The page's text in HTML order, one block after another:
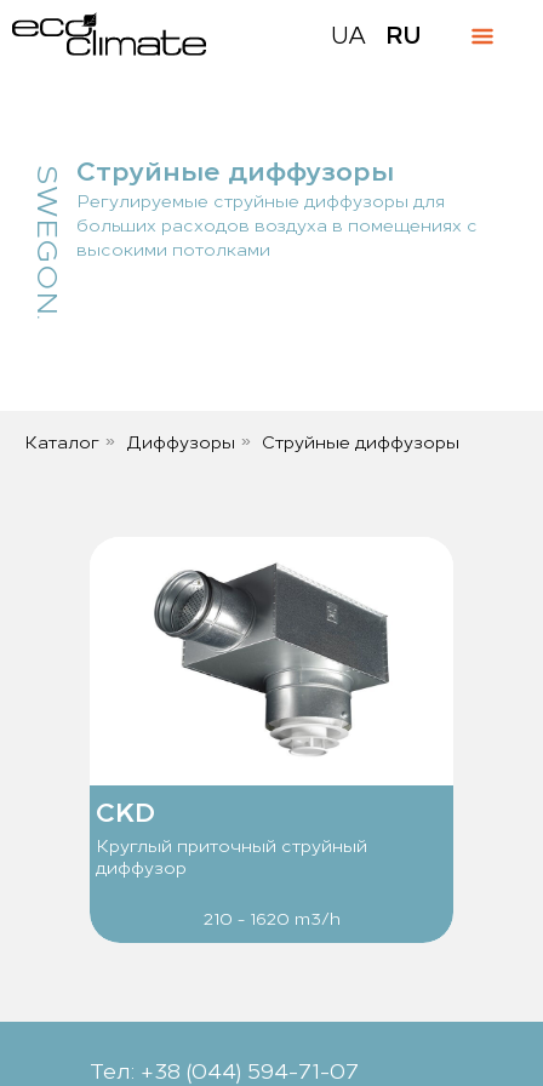
UA RU
SWEGON. Струйные диффузоры
Регулируемые струйные диффузоры для
больших расходов воздуха в помещениях с
высокими потолками
Каталог » Диффузоры » Струйные диффузоры
CKD
Круглый приточный струйный
диффузор
210 - 1620 m3/h
Тел: +38 (044) 594-71-07